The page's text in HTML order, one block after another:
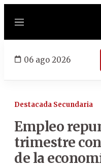
Menú
06 ago 2026
Destacada Secundaria
Empleo
trimestre
de la